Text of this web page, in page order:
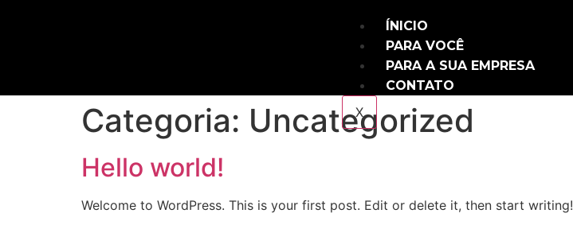
ÍNICIO
PARA VOCÊ
PARA A SUA EMPRESA
CONTATO
X
Categoria: Uncategorized
Hello world!
Welcome to WordPress. This is your first post. Edit or delete it, then start writing!